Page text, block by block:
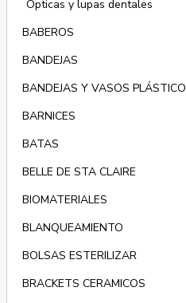
Ópticas y lupas dentales
BABEROS
BANDEJAS
BANDEJAS Y VASOS PLÁSTICO
BARNICES
BATAS
BELLE DE STA CLAIRE
BIOMATERIALES
BLANQUEAMIENTO
BOLSAS ESTERILIZAR
BRACKETS CERAMICOS